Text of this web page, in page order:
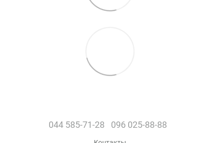
044 585-71-28 096 025-88-88